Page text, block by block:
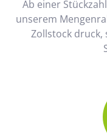
Ab einer
unserem
Zollstock druck,